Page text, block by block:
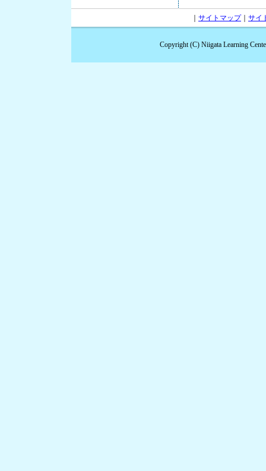
サイトマップ｜ サイ
Copyright (C) Niigata Learning